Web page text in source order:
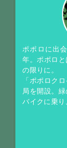
ポポロに出
年。ポポロ
の限りに。
「ポポロク
局を開設。
バイクに乗り